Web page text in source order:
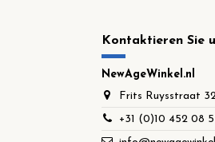
Kontaktieren Sie
NewAgeWinkel.nl
Frits Ruysstraat
+31 (0)10 452 08